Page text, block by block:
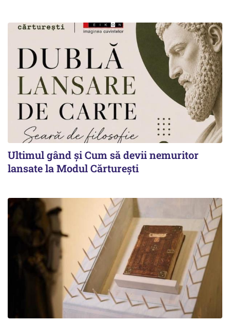
Ultimul gând și Cum să devii nemuritor
lansate la Modul Cărturești